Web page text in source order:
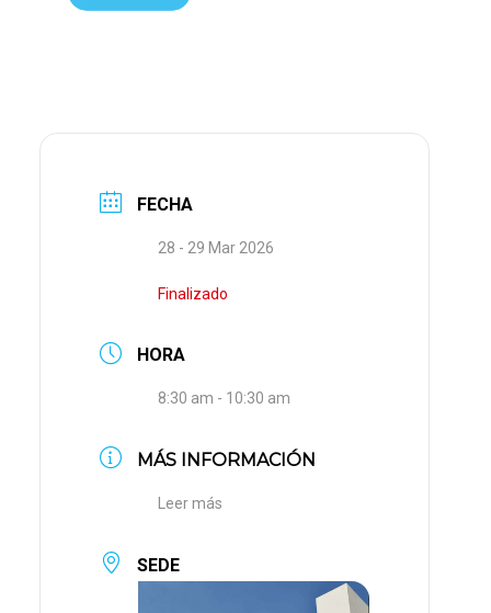
FECHA
28 - 29 Mar 2026
Finalizado
HORA
8:30 am - 10:30 am
MÁS INFORMACIÓN
Leer más
SEDE